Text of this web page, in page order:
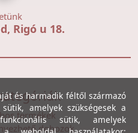
Rigó u 18.
termékek
dobozok
és harmadik féltől származó
amelyek szükségesek a
sütik, amelyek